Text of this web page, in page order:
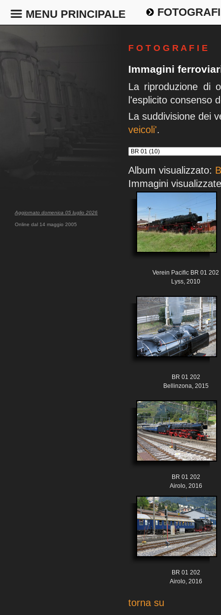
MENU PRINCIPALE
Aggiornato domenica 05 luglio 2026
Online dal 14 maggio 2005
F O T O G R A F I E
Immagini
La riproduzione di
l'esplicito consenso
La suddivisione dei
veicoli'.
Album visualizzato:
Immagini
Verein Pacific BR 01 202
Lyss, 2010
BR 01 202
Bellinzona, 2015
BR 01 202
Airolo, 2016
BR 01 202
Airolo, 2016
torna su